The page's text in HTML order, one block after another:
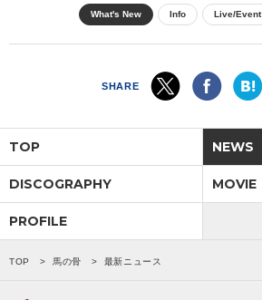
ランキング
直営ショップ
会社情報
サイトマップ
What's New Info Live/Event
SHARE
TOP NEWS
DISCOGRAPHY MOVIE
PROFILE
TOP 馬の骨 最新ニュース